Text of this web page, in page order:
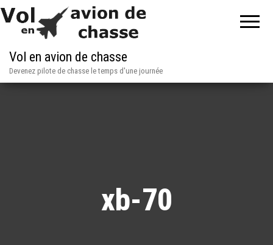
Vol en avion de chasse
Devenez pilote de chasse le temps d'une journée
xb-70